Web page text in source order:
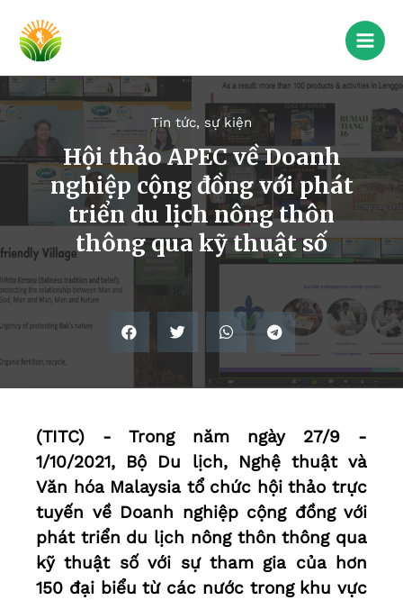
Tin tức, sự kiện
Hội thảo APEC về Doanh
nghiệp cộng đồng với phát
triển du lịch nông thôn
thông qua kỹ thuật số
(TITC) - Trong năm ngày 27/9 -
1/10/2021, Bộ Du lịch, Nghệ thuật và
Văn hóa Malaysia tổ chức hội thảo trực
tuyến về Doanh nghiệp cộng đồng với
phát triển du lịch nông thôn thông qua
kỹ thuật số với sự tham gia của hơn
150 đại biểu từ các nước trong khu vực